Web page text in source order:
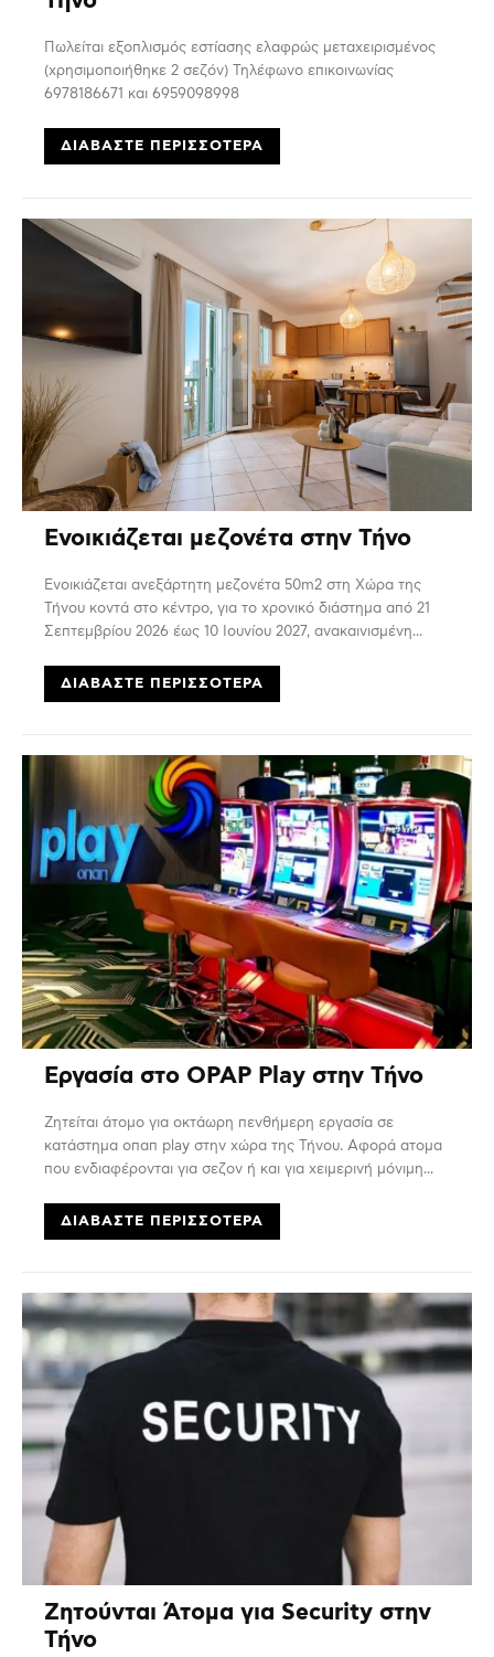
Πωλείται εξοπλισμός εστίασης ελαφρώς μεταχειρισμένος
(χρησιμοποιήθηκε 2 σεζόν) Τηλέφωνο επικοινωνίας
6978186671 και 6959098998
ΔΙΑΒΆΣΤΕ ΠΕΡΙΣΣΌΤΕΡΑ
Ενοικιάζεται μεζονέτα στην Τήνο
Ενοικιάζεται ανεξάρτητη μεζονέτα 50m2 στη Χώρα της
Τήνου κοντά στο κέντρο, για το χρονικό διάστημα από 21
Σεπτεμβρίου 2026 έως 10 Ιουνίου 2027, ανακαινισμένη...
ΔΙΑΒΆΣΤΕ ΠΕΡΙΣΣΌΤΕΡΑ
Εργασία στο OPAP Play στην Τήνο
Ζητείται άτομο για οκτάωρη πενθήμερη εργασία σε
κατάστημα οπαπ play στην χώρα της Τήνου. Αφορά ατομα
που ενδιαφέρονται για σεζον ή και για χειμερινή μόνιμη...
ΔΙΑΒΆΣΤΕ ΠΕΡΙΣΣΌΤΕΡΑ
Ζητούνται Άτομα για Security στην
Τήνο